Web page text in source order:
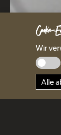
Cookie-
Wir
Alle